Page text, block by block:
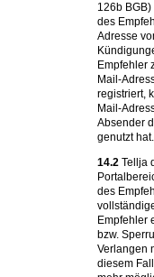
126b
des
Adresse
Empfehler
Mail-
registriert,
Mail-
Absender
genutzt hat.
14.2 Tellja
des
Empfehler
bzw.
Verlangen
diesem